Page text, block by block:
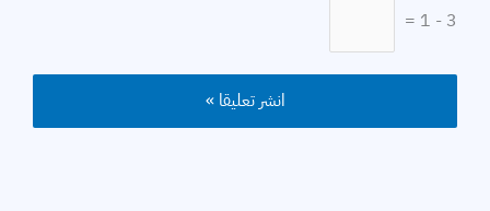
3 - 1 =